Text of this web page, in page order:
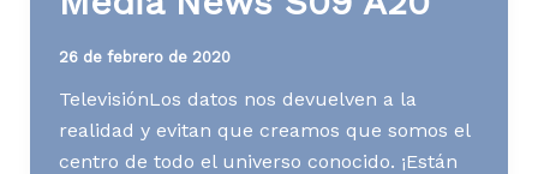
26 de febrero de 2020
TelevisiónLos datos nos devuelven a la
realidad y evitan que creamos que somos el
centro de todo el universo conocido. ¡Están